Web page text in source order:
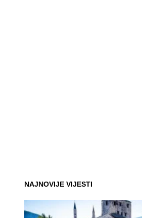
NAJNOVIJE VIJESTI